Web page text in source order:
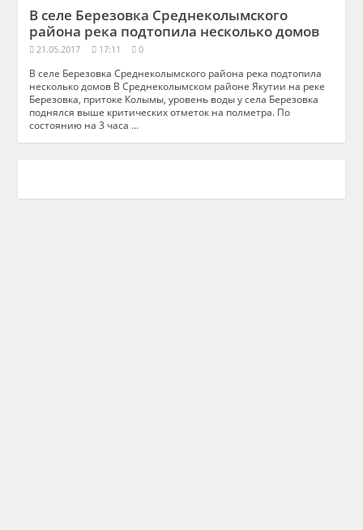
В селе Березовка Среднеколымского
района река подтопила несколько домов
21.05.2017 17:11 0
В селе Березовка Среднеколымского района река подтопила
несколько домов В Среднеколымском районе Якутии на реке
Березовка, притоке Колымы, уровень воды у села Березовка
поднялся выше критических отметок на полметра. По
состоянию на 3 часа ...